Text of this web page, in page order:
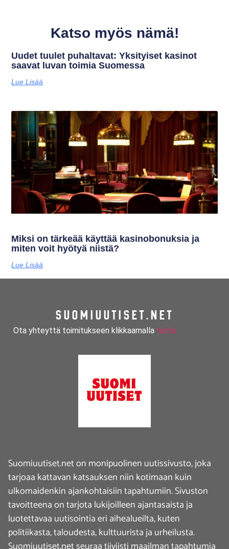
Katso myös nämä!
Uudet tuulet puhaltavat: Yksityiset kasinot
saavat luvan toimia Suomessa
Lue Lisää
Miksi on tärkeää käyttää kasinobonuksia ja
miten voit hyötyä niistä?
Lue Lisää
SUOMIUUTISET.NET
Ota yhteyttä toimitukseen klikkaamalla tästä.
Suomiuutiset.net on monipuolinen uutissivusto, joka
tarjoaa kattavan katsauksen niin kotimaan kuin
ulkomaidenkin ajankohtaisiin tapahtumiin. Sivuston
tavoitteena on tarjota lukijoilleen ajantasaista ja
luotettavaa uutisointia eri aihealueilta, kuten
politiikasta, taloudesta, kulttuurista ja urheilusta.